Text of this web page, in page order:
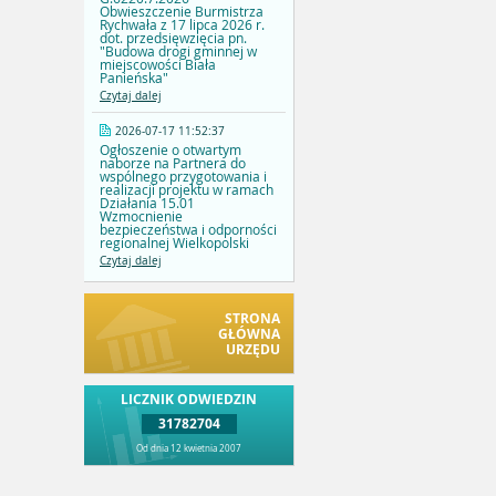
Obwieszczenie Burmistrza
Rychwała z 17 lipca 2026 r.
dot. przedsięwzięcia pn.
"Budowa drogi gminnej w
miejscowości Biała
Panieńska"
Czytaj dalej
2026-07-17 11:52:37
Ogłoszenie o otwartym
naborze na Partnera do
wspólnego przygotowania i
realizacji projektu w ramach
Działania 15.01
Wzmocnienie
bezpieczeństwa i odporności
regionalnej Wielkopolski
Czytaj dalej
STRONA
GŁÓWNA
URZĘDU
LICZNIK ODWIEDZIN
31782704
Od dnia 12 kwietnia 2007